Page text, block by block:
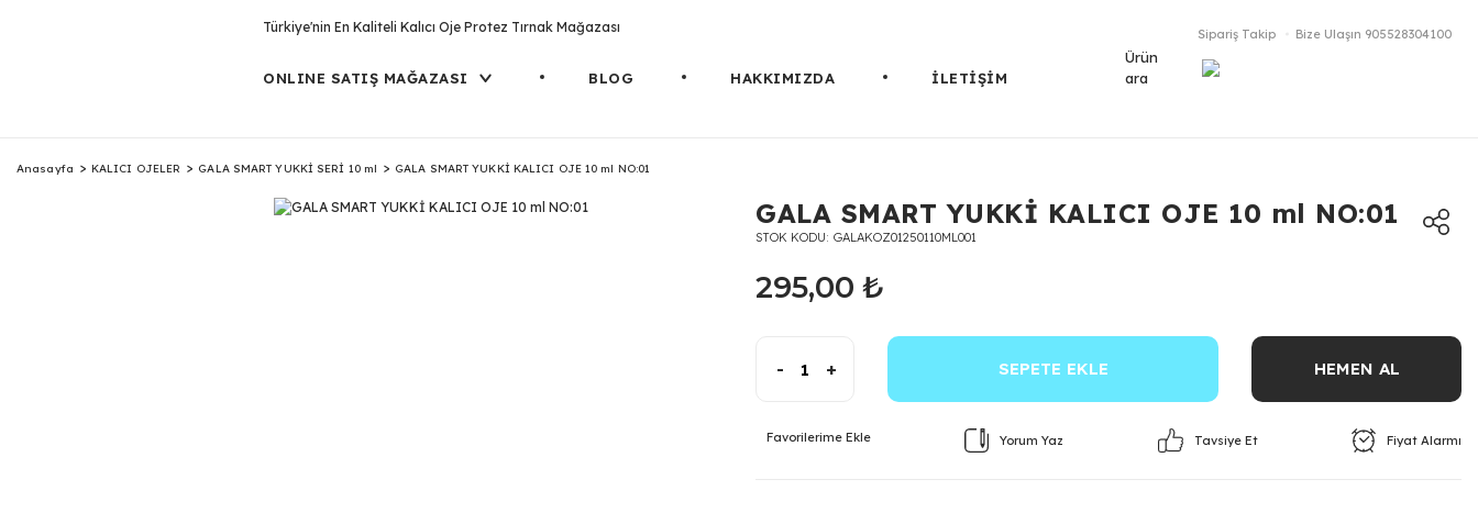
Türkiye'nin En Kaliteli Kalıcı Oje Protez Tırnak Mağazası
ONLINE SATIŞ MAĞAZASI BLOG HAKKIMIZDA İLETİŞİM
Sipariş Takip Bize Ulaşın 905528304100
Ürün
ara
Anasayfa KALICI OJELER GALA SMART YUKKİ SERİ 10 ml GALA SMART YUKKİ KALICI OJE 10 ml NO:01
GALA SMART YUKKİ KALICI OJE 10 ml NO:01
STOK KODU GALAKOZ01250110ML001
295,00 ₺
- + SEPETE EKLE HEMEN AL
Yorum Yaz Tavsiye Et Fiyat Alarmı